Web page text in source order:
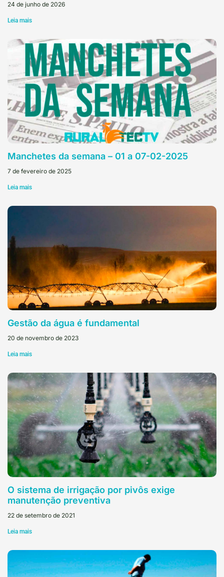
24 de junho de 2026
Leia mais
Manchetes da semana – 01 a 07-02-2025
7 de fevereiro de 2025
Leia mais
Gestão da água é fundamental
20 de novembro de 2023
Leia mais
O sistema de irrigação por pivôs exige
manutenção preventiva
22 de setembro de 2021
Leia mais